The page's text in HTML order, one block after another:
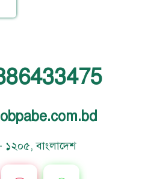
১২০৫, বাংলাদেশ